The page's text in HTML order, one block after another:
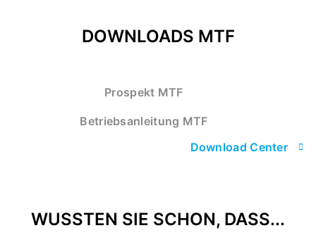
DOWNLOADS MTF
Prospekt MTF
Betriebsanleitung MTF
Download Center
WUSSTEN SIE SCHON, DASS...